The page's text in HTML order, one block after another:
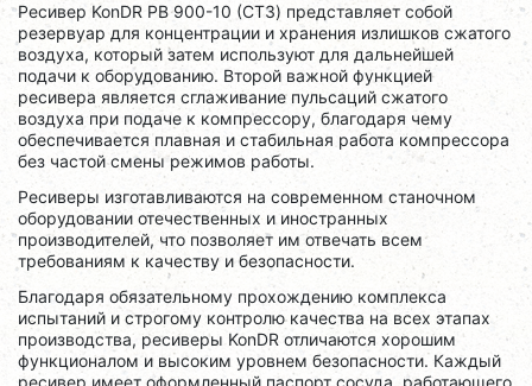
Ресивер KonDR РB 900-10 (СТЗ) представляет собой
резервуар для концентрации и хранения излишков сжатого
воздуха, который затем используют для дальнейшей
подачи к оборудованию. Второй важной функцией
ресивера является сглаживание пульсаций сжатого
воздуха при подаче к компрессору, благодаря чему
обеспечивается плавная и стабильная работа компрессора
без частой смены режимов работы.
Ресиверы изготавливаются на современном станочном
оборудовании отечественных и иностранных
производителей, что позволяет им отвечать всем
требованиям к качеству и безопасности.
Благодаря обязательному прохождению комплекса
испытаний и строгому контролю качества на всех этапах
производства, ресиверы KonDR отличаются хорошим
функционалом и высоким уровнем безопасности. Каждый
ресивер имеет оформленный паспорт сосуда, работающего